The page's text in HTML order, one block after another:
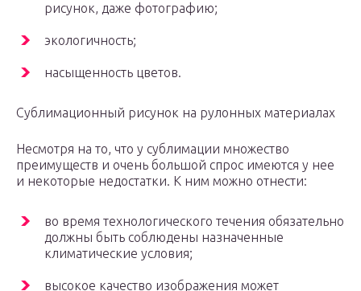
рисунок, даже фотографию;
экологичность;
насыщенность цветов.
Сублимационный рисунок на рулонных материалах
Несмотря на то, что у сублимации множество
преимуществ и очень большой спрос имеются у нее
и некоторые недостатки. К ним можно отнести:
во время технологического течения обязательно
должны быть соблюдены назначенные
климатические условия;
высокое качество изображения может